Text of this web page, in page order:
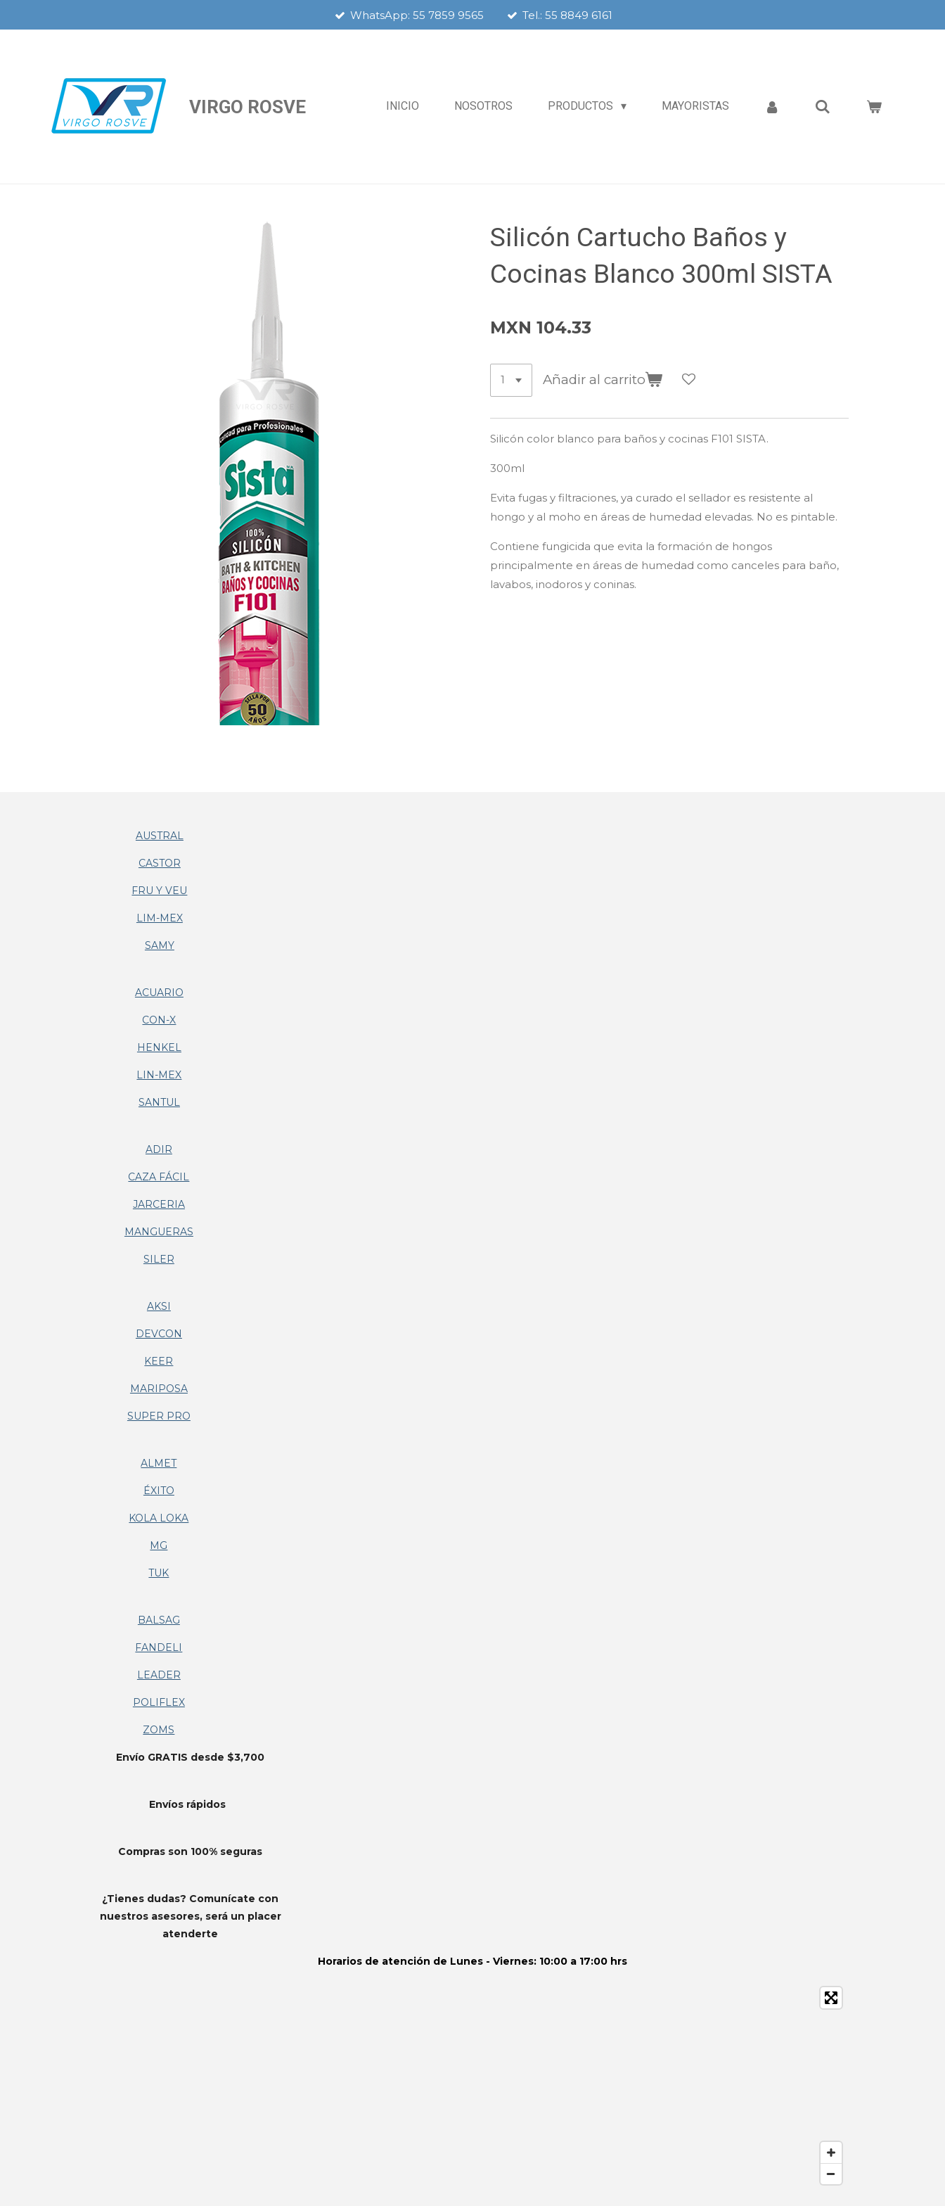
WhatsApp: 55 7859 9565 Tel.: 55 8849 6161
VIRGO ROSVE INICIO NOSOTROS PRODUCTOS MAYORISTAS
Silicón Cartucho Baños y
Cocinas Blanco 300ml SISTA
MXN 104.33
Añadir al carrito
Silicón color blanco para baños y cocinas F101 SISTA.
300ml
Evita fugas y filtraciones, ya curado el sellador es resistente al
hongo y al moho en áreas de humedad elevadas. No es pintable.
Contiene fungicida que evita la formación de hongos
principalmente en áreas de humedad como canceles para baño,
lavabos, inodoros y coninas.
AUSTRAL
CASTOR
FRU Y VEU
LIM-MEX
SAMY
ACUARIO
CON-X
HENKEL
LIN-MEX
SANTUL
ADIR
CAZA FÁCIL
JARCERIA
MANGUERAS
SILER
AKSI
DEVCON
KEER
MARIPOSA
SUPER PRO
ALMET
ÉXITO
KOLA LOKA
MG
TUK
BALSAG
FANDELI
LEADER
POLIFLEX
ZOMS
Envío GRATIS desde $3,700
Envíos rápidos
Compras son 100% seguras
¿Tienes dudas? Comunícate con
nuestros asesores, será un placer
atenderte
Horarios de atención de Lunes - Viernes: 10:00 a 17:00 hrs